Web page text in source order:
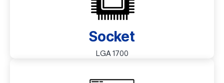
Socket
LGA 1700